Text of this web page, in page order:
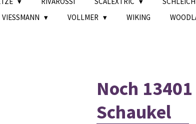
VIESSMANN VOLLMER WIKING
Noch
Schaukel